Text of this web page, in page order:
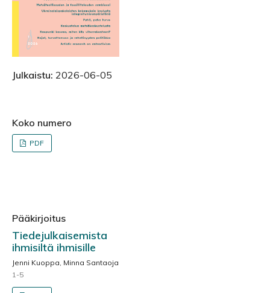
Julkaistu: 2026-06-05
Koko numero
PDF
Pääkirjoitus
Tiedejulkaisemista
ihmisiltä ihmisille
Jenni Kuoppa, Minna Santaoja
1-5